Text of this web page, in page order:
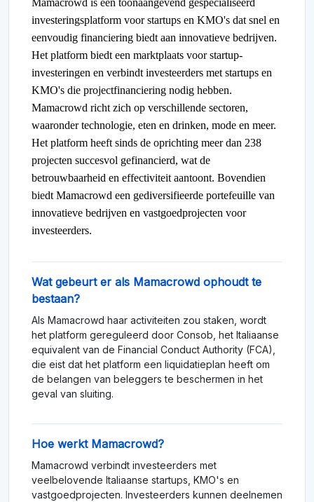
Mamacrowd is een toonaangevend gespecialiseerd
investeringsplatform voor startups en KMO's dat snel en
eenvoudig financiering biedt aan innovatieve bedrijven.
Het platform biedt een marktplaats voor startup-
investeringen en verbindt investeerders met startups en
KMO's die projectfinanciering nodig hebben.
Mamacrowd richt zich op verschillende sectoren,
waaronder technologie, eten en drinken, mode en meer.
Het platform heeft sinds de oprichting meer dan 238
projecten succesvol gefinancierd, wat de
betrouwbaarheid en effectiviteit aantoont. Bovendien
biedt Mamacrowd een gediversifieerde portefeuille van
innovatieve bedrijven en vastgoedprojecten voor
investeerders.
Wat gebeurt er als Mamacrowd ophoudt te
bestaan?
Als Mamacrowd haar activiteiten zou staken, wordt
het platform gereguleerd door Consob, het Italiaanse
equivalent van de Financial Conduct Authority (FCA),
die eist dat het platform een liquidatieplan heeft om
de belangen van beleggers te beschermen in het
geval van sluiting.
Hoe werkt Mamacrowd?
Mamacrowd verbindt investeerders met
veelbelovende Italiaanse startups, KMO's en
vastgoedprojecten. Investeerders kunnen deelnemen